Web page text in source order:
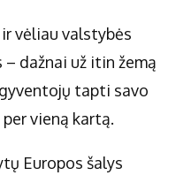
vėliau valstybės
dažnai už itin žemą
tapti savo
vieną kartą.
Europos šalys